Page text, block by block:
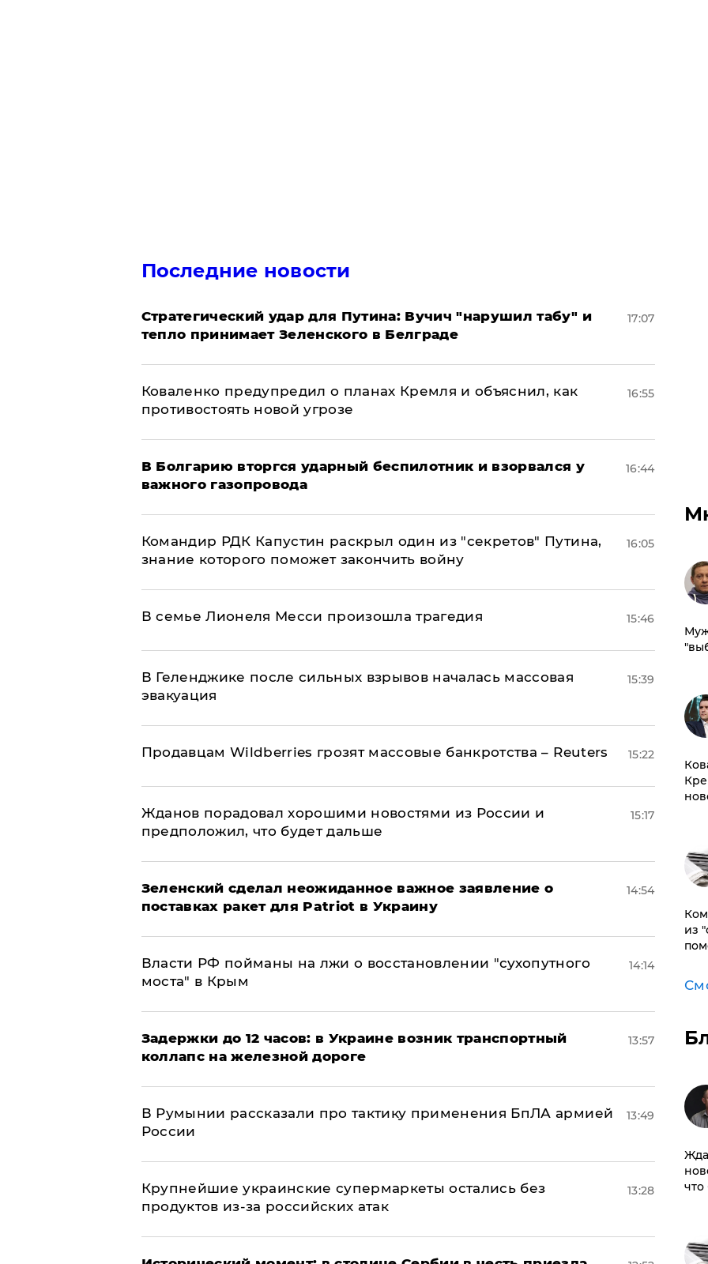
Последние новости
Стратегический удар для Путина: Вучич "нарушил табу" и
тепло принимает Зеленского в Белграде
17:07
Коваленко предупредил о планах Кремля и объяснил, как
противостоять новой угрозе
16:55
В Болгарию вторгся ударный беспилотник и взорвался у
важного газопровода
16:44
Командир РДК Капустин раскрыл один из "секретов" Путина,
знание которого поможет закончить войну
16:05
В семье Лионеля Месси произошла трагедия 15:46
В Геленджике после сильных взрывов началась массовая
эвакуация
15:39
Продавцам Wildberries грозят массовые банкротства – Reuters 15:22
Жданов порадовал хорошими новостями из России и
предположил, что будет дальше
15:17
Зеленский сделал неожиданное важное заявление о
поставках ракет для Patriot в Украину
14:54
Власти РФ пойманы на лжи о восстановлении "сухопутного
моста" в Крым
14:14
Задержки до 12 часов: в Украине возник транспортный
коллапс на железной дороге
13:57
В Румынии рассказали про тактику применения БпЛА армией
России
13:49
Крупнейшие украинские супермаркеты остались без
продуктов из-за российских атак
13:28
из
что